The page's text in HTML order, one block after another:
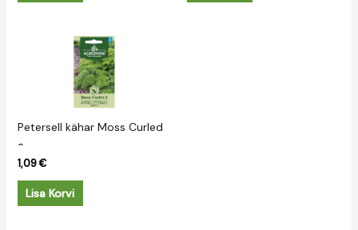
Petersell kähar Moss Curled
2
1,09€
Lisa Korvi